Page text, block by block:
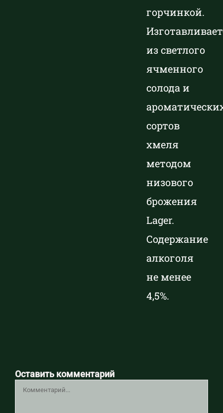
горчинкой.
из светлого
ячменного
солода и
сортов
хмеля
методом
низового
брожения
Lager.
Содержание
алкоголя
не менее
4,5%.
Оставить комментарий